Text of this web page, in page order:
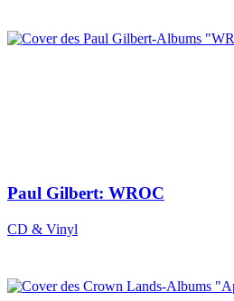
Paul Gilbert: WROC
CD & Vinyl